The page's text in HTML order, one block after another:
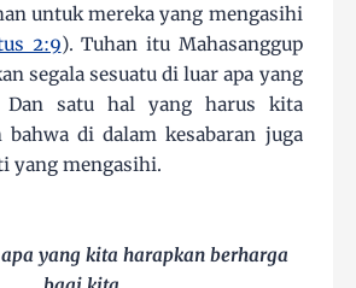
untuk mereka yang mengasihi
2:9). Tuhan itu Mahasanggup
segala sesuatu di luar apa yang
satu hal yang harus kita
bahwa di dalam kesabaran juga
yang mengasihi.
yang kita harapkan berharga